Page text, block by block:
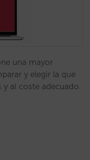
una mayor
y elegir la que
y al coste adecuado.